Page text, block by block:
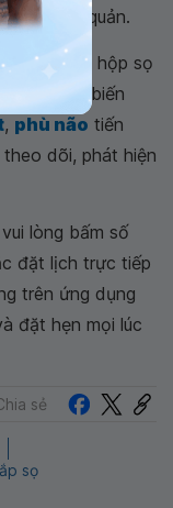
nội khí quản.
mở nắp hộp sọ
một số biến
, phù não tiến
dõi, phát hiện
lòng bấm số
đặt lịch trực tiếp
trên ứng dụng
đặt hẹn mọi lúc
sẻ
sọ